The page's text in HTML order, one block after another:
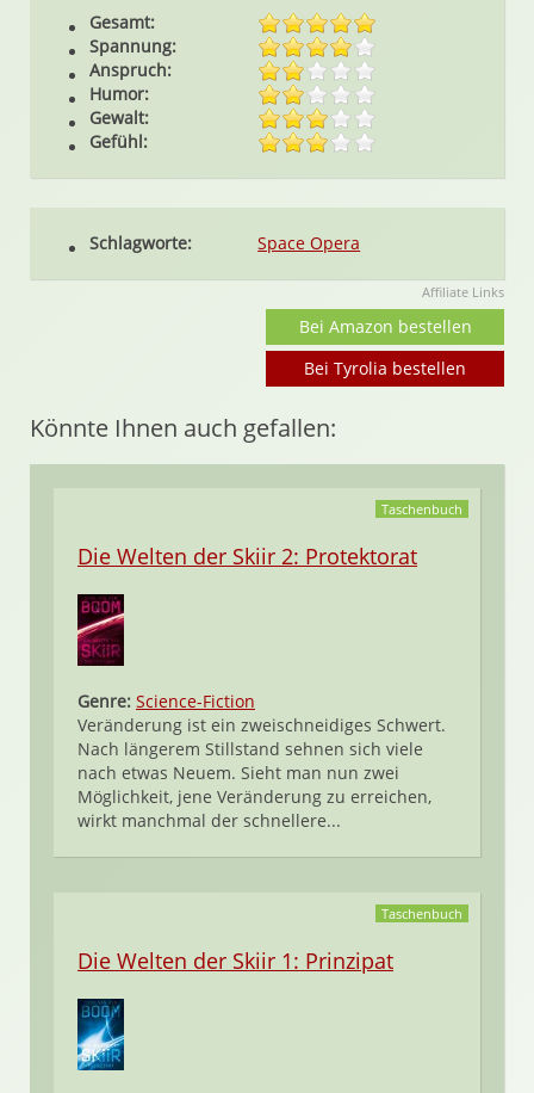
Gesamt:
Spannung:
Anspruch:
Humor:
Gewalt:
Gefühl:
Schlagworte: Space Opera
Affiliate Links
Bei Amazon bestellen
Bei Tyrolia bestellen
Könnte Ihnen auch gefallen:
Taschenbuch
Die Welten der Skiir 2: Protektorat
Genre: Science-Fiction
Veränderung ist ein zweischneidiges Schwert.
Nach längerem Stillstand sehnen sich viele
nach etwas Neuem. Sieht man nun zwei
Möglichkeit, jene Veränderung zu erreichen,
wirkt manchmal der schnellere...
Taschenbuch
Die Welten der Skiir 1: Prinzipat